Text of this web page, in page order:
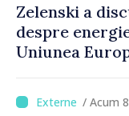
Bulgaria:
Ucrainei,
Ministerul de
/ Acum